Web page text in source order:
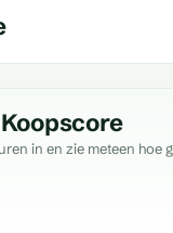
in en zie meteen